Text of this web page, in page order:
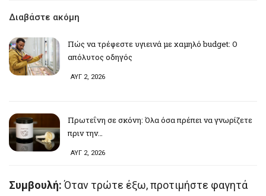
Διαβάστε ακόμη
Πώς να τρέφεστε υγιεινά με χαμηλό budget: Ο
απόλυτος οδηγός
ΑΥΓ 2, 2026
Πρωτεΐνη σε σκόνη: Όλα όσα πρέπει να γνωρίζετε
πριν την…
ΑΥΓ 2, 2026
Συμβουλή:Όταν τρώτε έξω, προτιμήστε φαγητά